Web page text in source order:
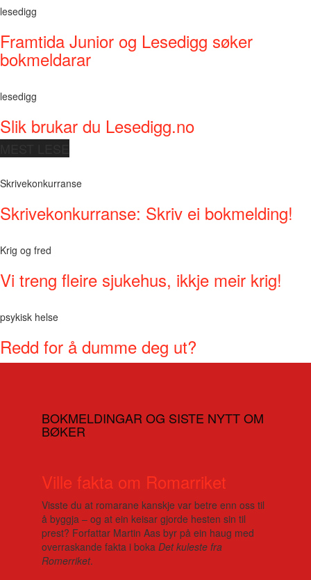
lesedigg
Framtida Junior og Lesedigg søker
bokmeldarar
lesedigg
Slik brukar du Lesedigg.no
Skrivekonkurranse
Skrivekonkurranse: Skriv ei bokmelding!
Krig og fred
Vi treng fleire sjukehus, ikkje meir krig!
psykisk helse
Redd for å dumme deg ut?
BOKMELDINGAR OG SISTE NYTT OM
BØKER
Ville fakta om Romarriket
Visste du at romarane kanskje var betre enn oss til
å byggja – og at ein keisar gjorde hesten sin til
prest? Forfattar Martin Aas byr på ein haug med
overraskande fakta i boka Det kuleste fra
Romerriket.